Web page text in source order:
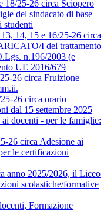
18/25-26 circa Sciopero
del sindacato di base
studenti
14, 15 e 16/25-26 circa
I del trattamento
n.196/2003 (e
UE 2016/679
26 circa Fruizione
26 circa orario
dal 15 settembre 2025
docenti - per le famiglie:
26 circa Adesione ai
le certificazioni
anno 2025/2026, il Liceo
scolastiche/formative
Formazione